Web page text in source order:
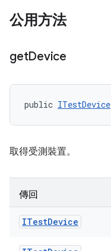
公用方法
getDevice
public ITestDevice
取得受測裝置。
傳回
ITestDevice